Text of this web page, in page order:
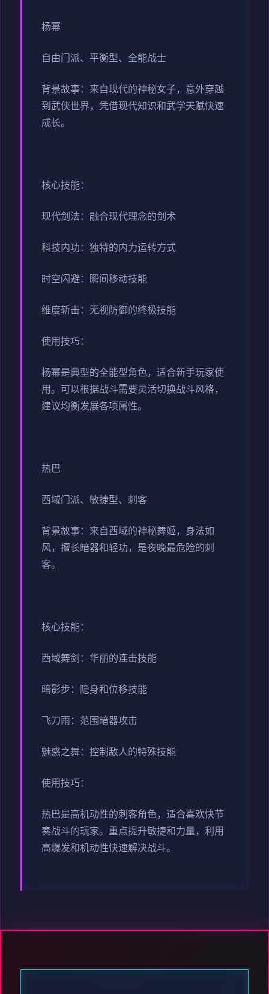
杨幂
自由门派、平衡型、全能战士
背景故事：来自现代的神秘女子，意外穿越
到武侠世界，凭借现代知识和武学天赋快速
成长。
核心技能：
现代剑法：融合现代理念的剑术
科技内功：独特的内力运转方式
时空闪避：瞬间移动技能
维度斩击：无视防御的终极技能
使用技巧：
杨幂是典型的全能型角色，适合新手玩家使
用。可以根据战斗需要灵活切换战斗风格，
建议均衡发展各项属性。
热巴
西域门派、敏捷型、刺客
背景故事：来自西域的神秘舞姬，身法如
风，擅长暗器和轻功，是夜晚最危险的刺
客。
核心技能：
西域舞剑：华丽的连击技能
暗影步：隐身和位移技能
飞刀雨：范围暗器攻击
魅惑之舞：控制敌人的特殊技能
使用技巧：
热巴是高机动性的刺客角色，适合喜欢快节
奏战斗的玩家。重点提升敏捷和力量，利用
高爆发和机动性快速解决战斗。